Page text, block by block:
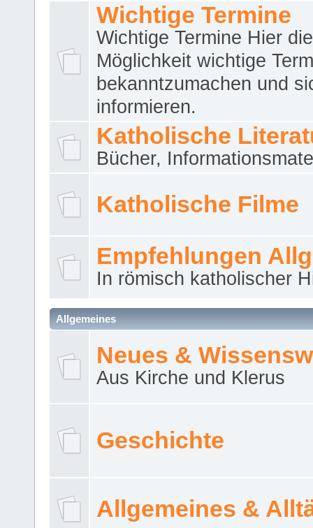
Wichtige Termine
Wichtige Termine Hier die
Möglichkeit wichtige
bekanntzumachen und
informieren.
Katholische
Bücher,
Katholische Filme
Empfehlungen
In römisch katholischer
Allgemeines
Neues &
Aus Kirche und Klerus
Geschichte
Allgemeines &